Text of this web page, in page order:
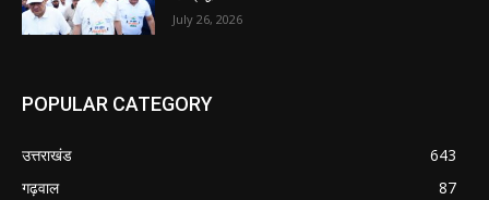
July 26, 2026
POPULAR CATEGORY
उत्तराखंड
643
गढ़वाल
87